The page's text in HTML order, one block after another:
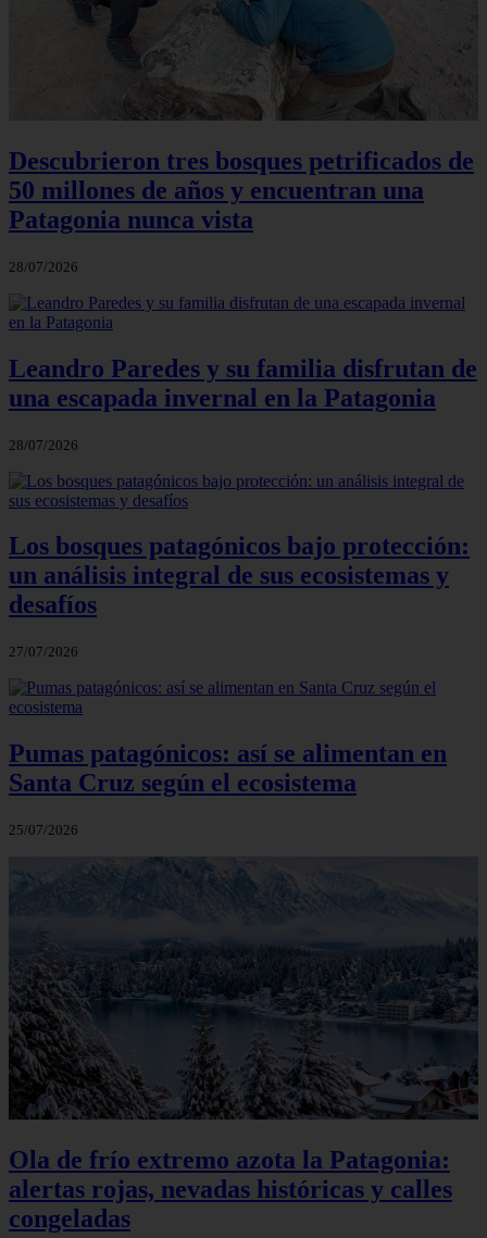
Descubrieron tres bosques petrificados de
50 millones de años y encuentran una
Patagonia nunca vista
28/07/2026
Leandro Paredes y su familia disfrutan de
una escapada invernal en la Patagonia
28/07/2026
Los bosques patagónicos bajo protección:
un análisis integral de sus ecosistemas y
desafíos
27/07/2026
Pumas patagónicos: así se alimentan en
Santa Cruz según el ecosistema
25/07/2026
Ola de frío extremo azota la Patagonia:
alertas rojas, nevadas históricas y calles
congeladas